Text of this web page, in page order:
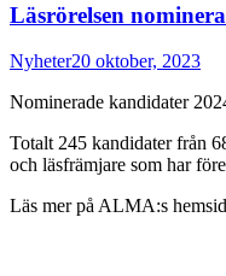
Läsrörelsen
Nyheter20 oktober, 2023
Nominerade kandidater
Totalt 245 kandidater från
och läsfrämjare som har
Läs mer på ALMA:s